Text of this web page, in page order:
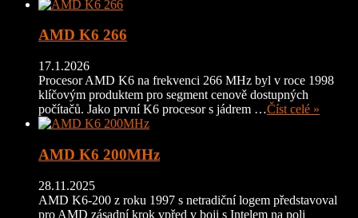
AMD K6 266
17.1.2026
Procesor AMD K6 na frekvenci 266 MHz byl v roce 1998
klíčovým produktem pro segment cenově dostupných
počítačů. Jako první K6 procesor s jádrem …Číst celé »
AMD K6 200MHz
28.11.2025
AMD K6-200 z roku 1997 s netradiční logem představoval
pro AMD zásadní krok vpřed v boji s Intelem na poli